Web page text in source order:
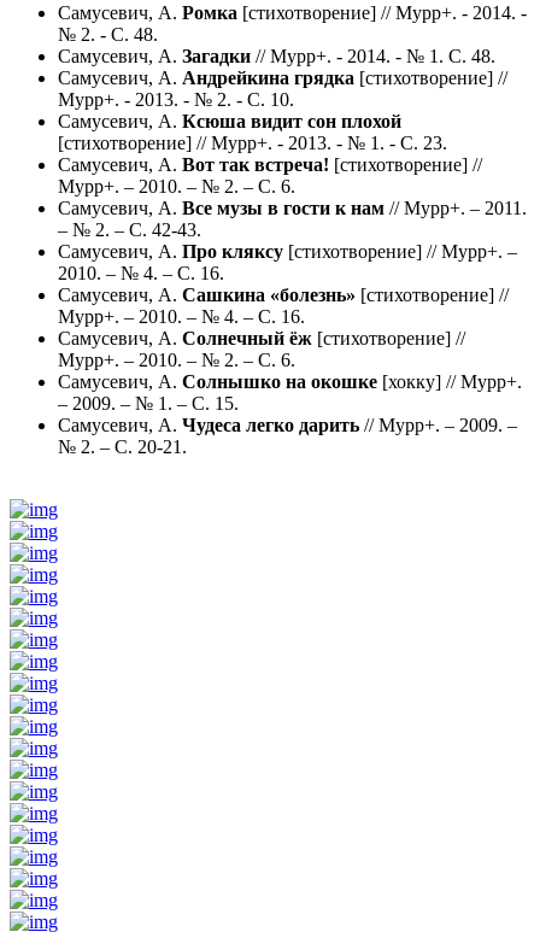
Самусевич, А. Ромка [стихотворение] // Мурр+. - 2014. -
№ 2. - С. 48.
Самусевич, А. Загадки // Мурр+. - 2014. - № 1. С. 48.
Самусевич, А. Андрейкина грядка [стихотворение] //
Мурр+. - 2013. - № 2. - С. 10.
Самусевич, А. Ксюша видит сон плохой
[стихотворение] // Мурр+. - 2013. - № 1. - С. 23.
Самусевич, А. Вот так встреча! [стихотворение] //
Мурр+. – 2010. – № 2. – С. 6.
Самусевич, А. Все музы в гости к нам // Мурр+. – 2011.
– № 2. – С. 42-43.
Самусевич, А. Про кляксу [стихотворение] // Мурр+. –
2010. – № 4. – С. 16.
Самусевич, А. Сашкина «болезнь» [стихотворение] //
Мурр+. – 2010. – № 4. – С. 16.
Самусевич, А. Солнечный ёж [стихотворение] //
Мурр+. – 2010. – № 2. – С. 6.
Самусевич, А. Солнышко на окошке [хокку] // Мурр+.
– 2009. – № 1. – С. 15.
Самусевич, А. Чудеса легко дарить // Мурр+. – 2009. –
№ 2. – С. 20-21.